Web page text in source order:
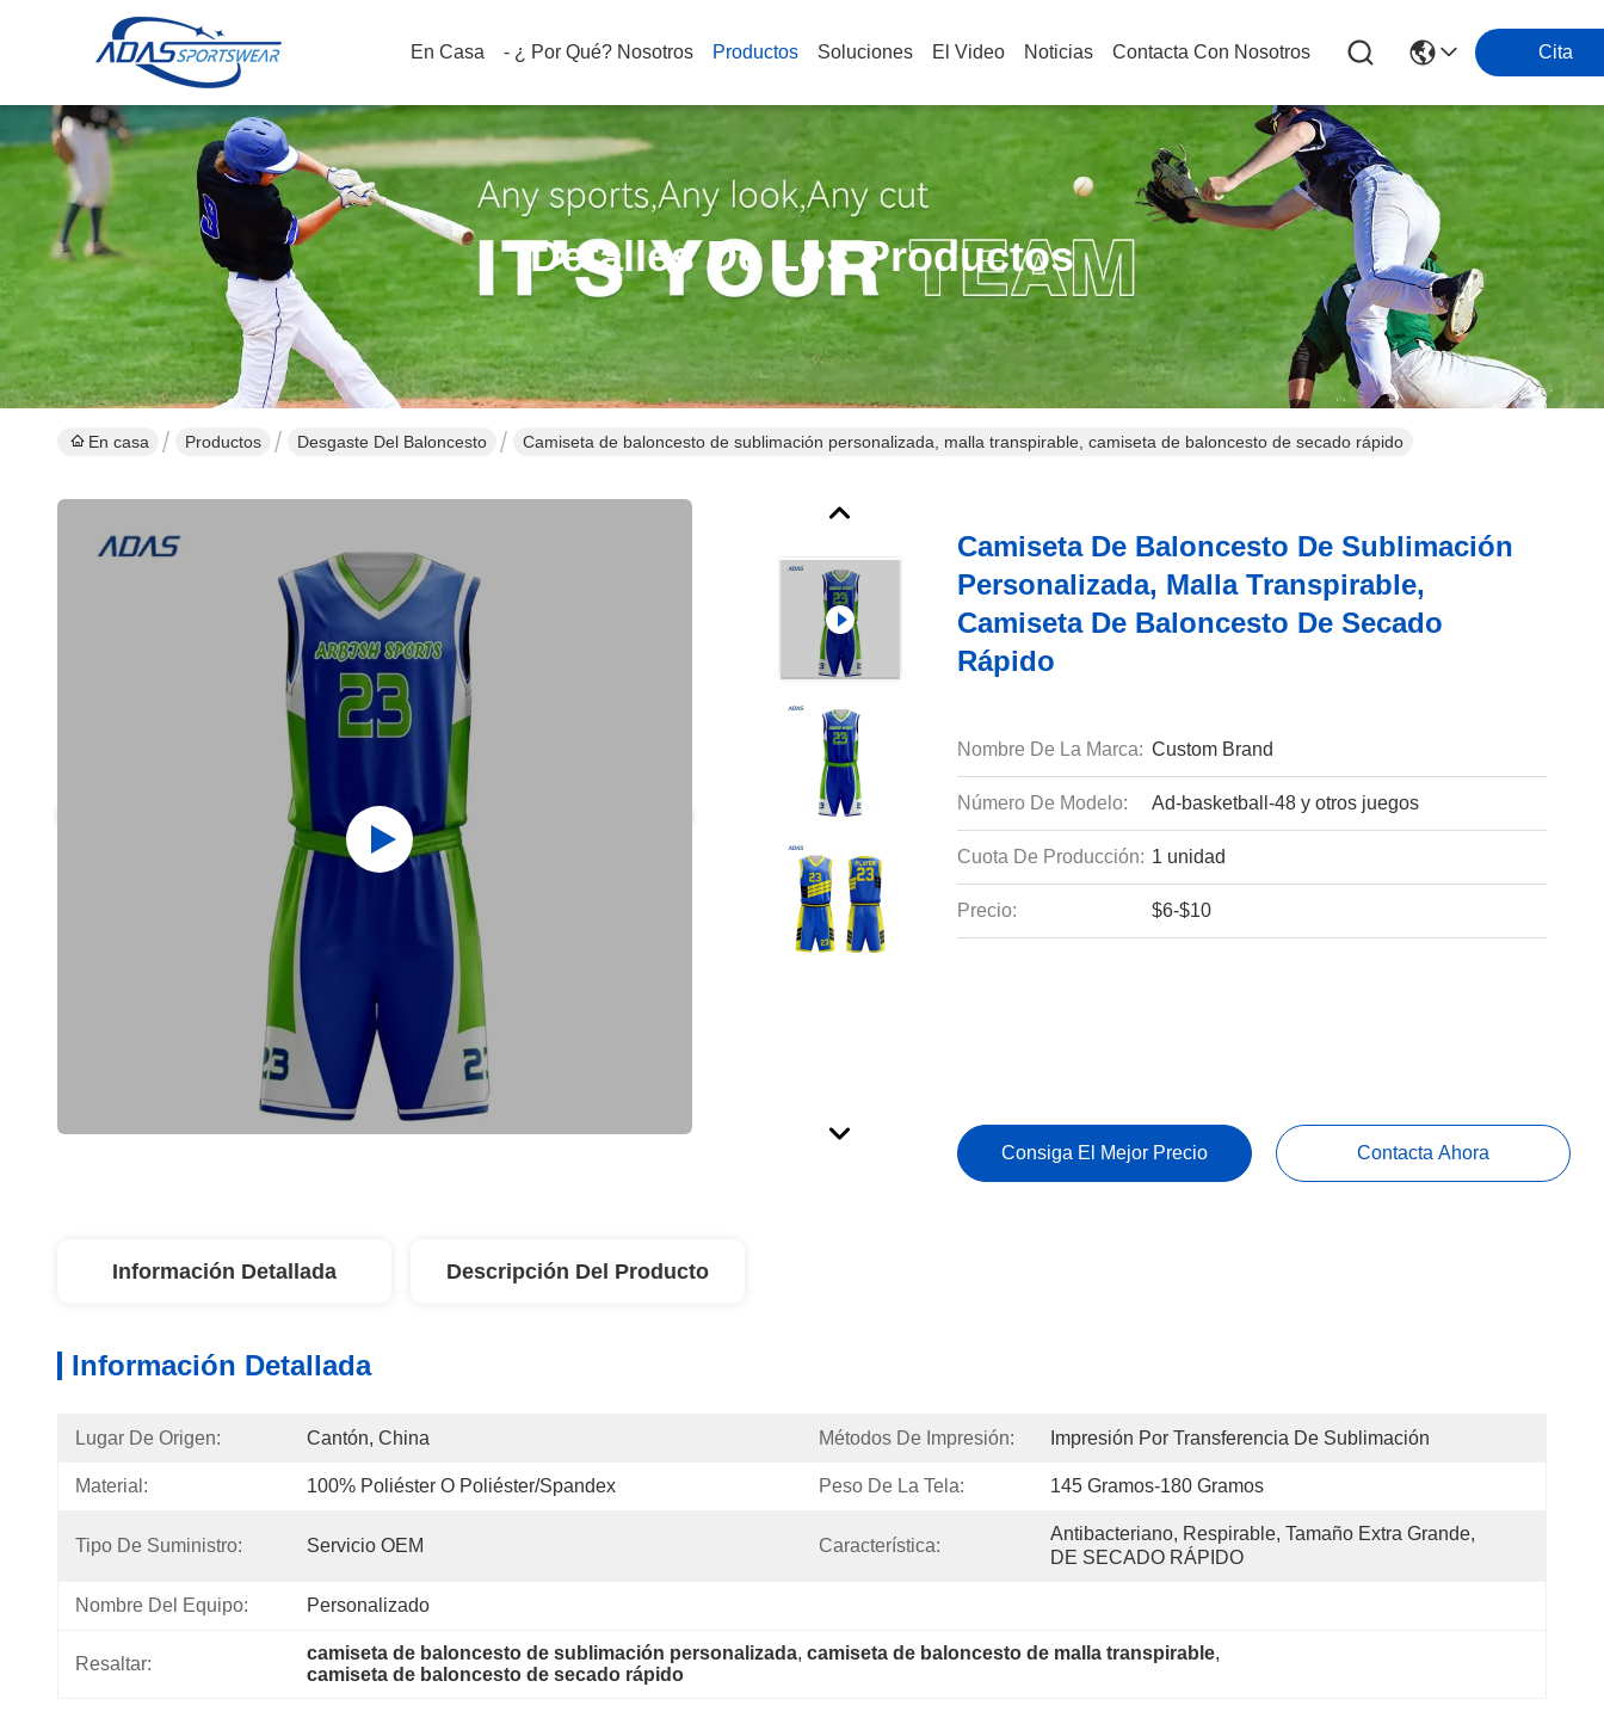
En Casa - ¿ Por Qué? Nosotros Productos Soluciones El Video Noticias Contacta Con Nosotros Cita
Detalles De Los Productos
En casa Productos Desgaste Del Baloncesto Camiseta de baloncesto de sublimación personalizada, malla transpirable, camiseta de baloncesto de secado rápido
Camiseta De Baloncesto De Sublimación
Personalizada, Malla Transpirable,
Camiseta De Baloncesto De Secado
Rápido
Nombre De La Marca: Custom Brand
Número De Modelo: Ad-basketball-48 y otros juegos
Cuota De Producción: 1 unidad
Precio: $6-$10
Consiga El Mejor Precio Contacta Ahora
Información Detallada Descripción Del Producto
Información Detallada
Lugar De Origen: Cantón, China Métodos De Impresión: Impresión Por Transferencia De Sublimación
Material: 100% Poliéster O Poliéster/spandex Peso De La Tela: 145 Gramos-180 Gramos
Tipo De Suministro: Servicio OEM Característica:
Antibacteriano, Respirable, Tamaño Extra Grande,
DE SECADO RÁPIDO
Nombre Del Equipo: Personalizado
Resaltar:
camiseta de baloncesto de sublimación personalizada, camiseta de baloncesto de malla transpirable,
camiseta de baloncesto de secado rápido